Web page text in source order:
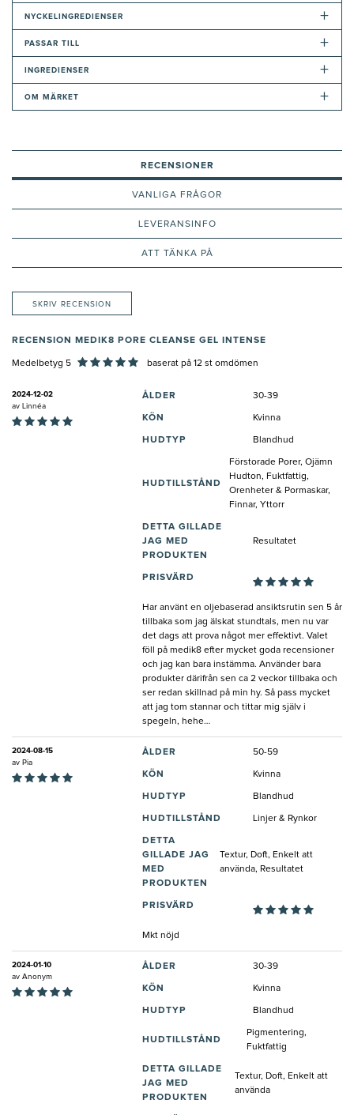
NYCKELINGREDIENSER +
PASSAR TILL +
INGREDIENSER +
OM MÄRKET +
RECENSIONER
VANLIGA FRÅGOR
LEVERANSINFO
ATT TÄNKA PÅ
SKRIV RECENSION
RECENSION MEDIK8 PORE CLEANSE GEL INTENSE
Medelbetyg 5 baserat på 12 st omdömen
2024-12-02
av
Linnéa
ÅLDER 30-39
KÖN Kvinna
HUDTYP Blandhud
HUDTILLSTÅND
Förstorade Porer, Ojämn
Hudton, Fuktfattig,
Orenheter & Pormaskar,
Finnar, Yttorr
DETTA GILLADE
JAG MED
PRODUKTEN
Resultatet
PRISVÄRD
Har använt en oljebaserad ansiktsrutin sen 5 år
tillbaka som jag älskat stundtals, men nu var
det dags att prova något mer effektivt. Valet
föll på medik8 efter mycket goda recensioner
och jag kan bara instämma. Använder bara
produkter därifrån sen ca 2 veckor tillbaka och
ser redan skillnad på min hy. Så pass mycket
att jag tom stannar och tittar mig själv i
spegeln, hehe…
2024-08-15
av Pia
ÅLDER 50-59
KÖN Kvinna
HUDTYP Blandhud
HUDTILLSTÅND Linjer & Rynkor
DETTA
GILLADE JAG
MED
PRODUKTEN
Textur, Doft, Enkelt att
använda, Resultatet
PRISVÄRD
Mkt nöjd
2024-01-10
av Anonym
ÅLDER 30-39
KÖN Kvinna
HUDTYP Blandhud
HUDTILLSTÅND
Pigmentering,
Fuktfattig
DETTA GILLADE
JAG MED
PRODUKTEN
Textur, Doft, Enkelt att
använda